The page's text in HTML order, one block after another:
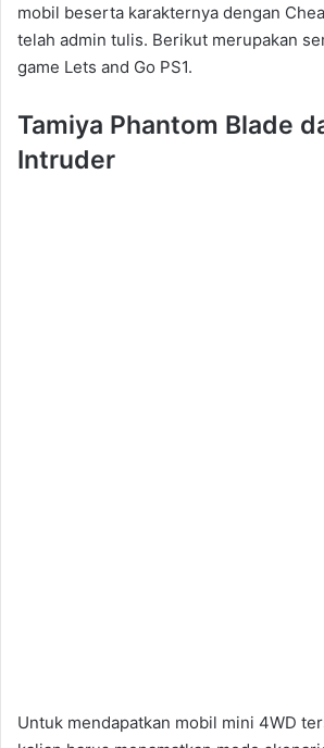
mobil beserta karakternya dengan
telah admin tulis. Berikut merupakan
game Lets and Go PS1.
Tamiya Phantom Blade
Intruder
Untuk mendapatkan mobil mini 4WD